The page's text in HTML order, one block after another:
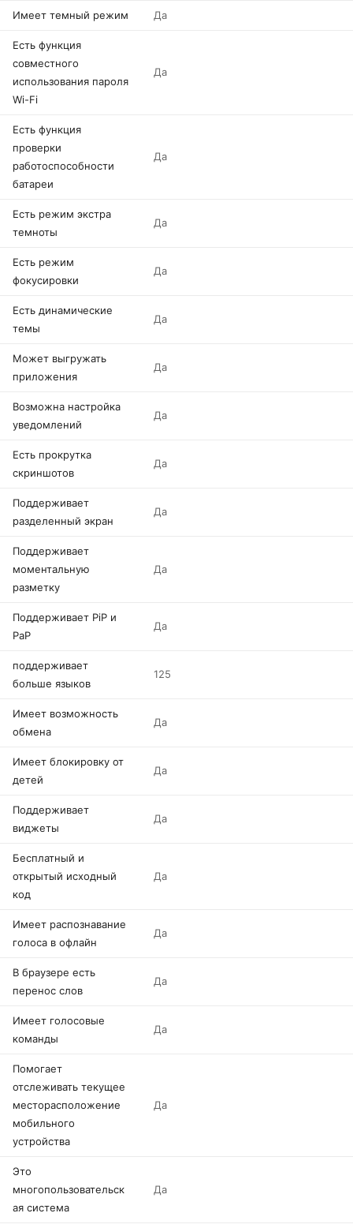
Имеет темный режим Да
Есть функция
совместного
использования пароля
Wi-Fi
Да
Есть функция
проверки
работоспособности
батареи
Да
Есть режим экстра
темноты
Да
Есть режим
фокусировки
Да
Есть динамические
темы
Да
Может выгружать
приложения
Да
Возможна настройка
уведомлений
Да
Есть прокрутка
скриншотов
Да
Поддерживает
разделенный экран
Да
Поддерживает
моментальную
разметку
Да
Поддерживает PiP и
PaP
Да
поддерживает
больше языков
125
Имеет возможность
обмена
Да
Имеет блокировку от
детей
Да
Поддерживает
виджеты
Да
Бесплатный и
открытый исходный
код
Да
Имеет распознавание
голоса в офлайн
Да
В браузере есть
перенос слов
Да
Имеет голосовые
команды
Да
Помогает
отслеживать текущее
месторасположение
мобильного
устройства
Да
Это
многопользовательск
ая система
Да